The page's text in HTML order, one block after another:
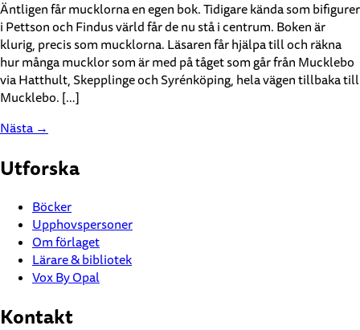
Äntligen får mucklorna en egen bok. Tidigare kända som bifigurer
i Pettson och Findus värld får de nu stå i centrum. Boken är
klurig, precis som mucklorna. Läsaren får hjälpa till och räkna
hur många mucklor som är med på tåget som går från Mucklebo
via Hatthult, Skepplinge och Syrénköping, hela vägen tillbaka till
Mucklebo. […]
Nästa→
Utforska
Böcker
Upphovspersoner
Om förlaget
Lärare & bibliotek
Vox By Opal
Kontakt